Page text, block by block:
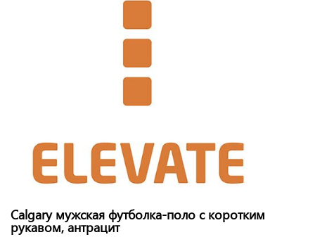
Calgary мужская футболка-поло с коротким
рукавом, антрацит